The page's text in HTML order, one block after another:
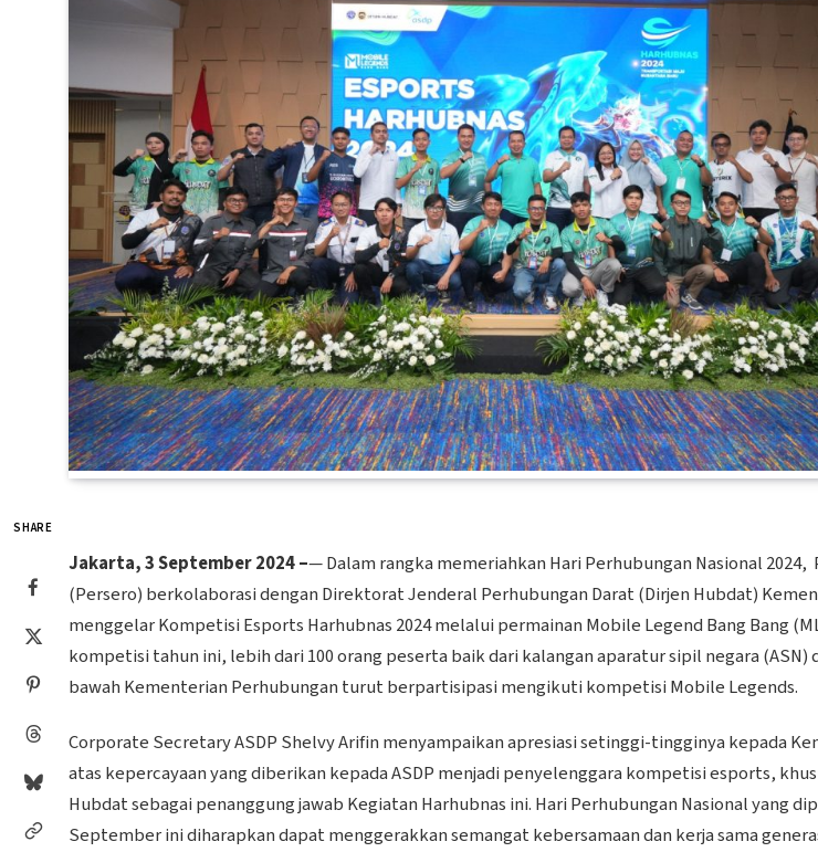
SHARE
Jakarta, 3 September 2024 –— Dalam rangka memeriahkan Hari Perhubungan Nasional 2024,
(Persero) berkolaborasi dengan Direktorat Jenderal Perhubungan Darat (Dirjen Hubdat)
menggelar Kompetisi Esports Harhubnas 2024 melalui permainan Mobile Legend Bang Bang
kompetisi tahun ini, lebih dari 100 orang peserta baik dari kalangan aparatur sipil negara (ASN)
bawah Kementerian Perhubungan turut berpartisipasi mengikuti kompetisi Mobile Legends.
Corporate Secretary ASDP Shelvy Arifin menyampaikan apresiasi setinggi-tingginya kepada
atas kepercayaan yang diberikan kepada ASDP menjadi penyelenggara kompetisi esports,
Hubdat sebagai penanggung jawab Kegiatan Harhubnas ini. Hari Perhubungan Nasional yang
September ini diharapkan dapat menggerakkan semangat kebersamaan dan kerja sama